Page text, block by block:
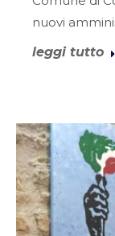
nuovi
leggi tutto